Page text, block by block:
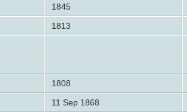
1845
1813
1808
11 Sep 1868